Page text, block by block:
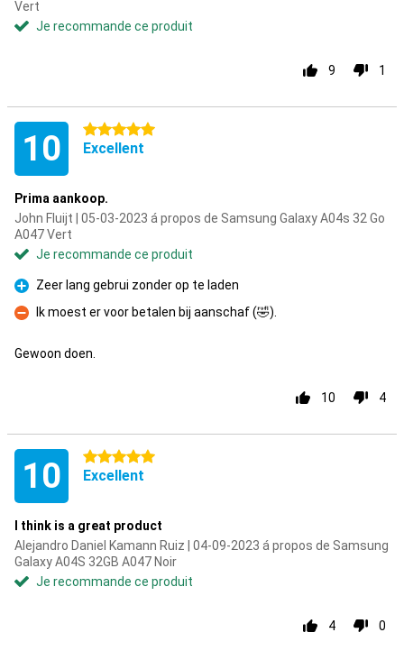
Vert
Je recommande ce produit
9 1
10 5 étoiles
Excellent
Prima aankoop.
John Fluijt | 05-03-2023 á propos de Samsung Galaxy A04s 32 Go
A047 Vert
Je recommande ce produit
Pour
Zeer lang gebrui zonder op te laden
Contre
Ik moest er voor betalen bij aanschaf (🤣).
Gewoon doen.
10 4
10 5 étoiles
Excellent
I think is a great product
Alejandro Daniel Kamann Ruiz | 04-09-2023 á propos de Samsung
Galaxy A04S 32GB A047 Noir
Je recommande ce produit
4 0